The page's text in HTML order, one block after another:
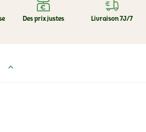
Des prix justes Livraison 7J/7